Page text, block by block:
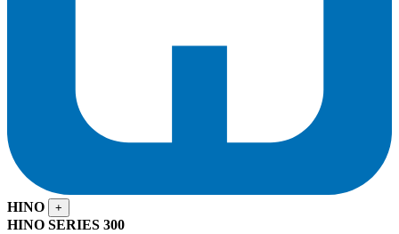
HINO +
HINO SERIES 300